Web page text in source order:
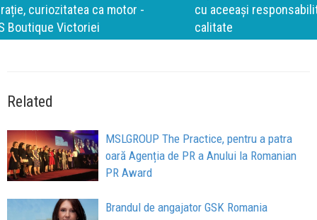
cu aceeași responsabilitate față de oameni, siguranță și
calitate
Related
MSLGROUP The Practice, pentru a patra
oară Agenția de PR a Anului la Romanian
PR Award
Brandul de angajator GSK Romania